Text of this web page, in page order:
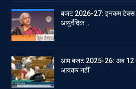
बजट 2026-27: इनकम टेक्स
आयुर्वेदिक…
आम बजट 2025-26: अब 12
आयकर नहीं